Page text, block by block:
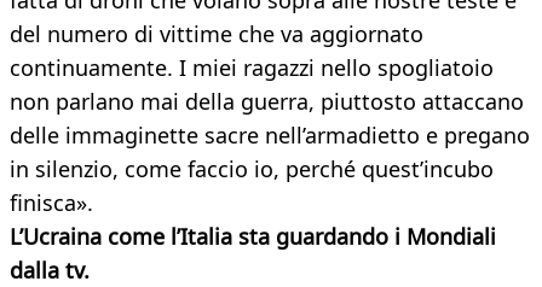
del numero di vittime che va aggiornato
continuamente. I miei ragazzi nello spogliatoio
non parlano mai della guerra, piuttosto attaccano
delle immaginette sacre nell’armadietto e pregano
in silenzio, come faccio io, perché quest’incubo
finisca».
L’Ucraina come l’Italia sta guardando i Mondiali
dalla tv.